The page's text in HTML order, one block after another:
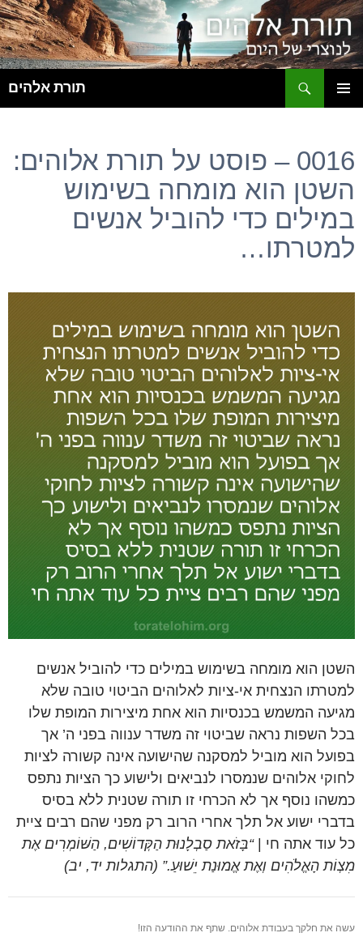
תורת אלהים
0016 – פוסט על תורת אלוהים:
השטן הוא מומחה בשימוש
במילים כדי להוביל אנשים
למטרתו…
השטן הוא מומחה בשימוש במילים כדי להוביל אנשים
למטרתו הנצחית אי-ציות לאלוהים הביטוי טובה שלא
מגיעה המשמש בכנסיות הוא אחת מיצירות המופת שלו
בכל השפות נראה שביטוי זה משדר ענווה בפני ה’ אך
בפועל הוא מוביל למסקנה שהישועה אינה קשורה לציות
לחוקי אלוהים שנמסרו לנביאים ולישוע כך הציות נתפס
כמשהו נוסף אך לא הכרחי זו תורה שטנית ללא בסיס
בדברי ישוע אל תלך אחרי הרוב רק מפני שהם רבים ציית
כל עוד אתה חי |“בָּזֹאת סַבְלָנוּת הַקְּדוֹשִׁים, הַשּׁוֹמְרִים אֶת
מִצְוֹת הָאֱלֹהִים וְאֶת אֱמוּנַת יֵשׁוּעַ.” (התגלות יד, יב)
עשה את חלקך בעבודת אלוהים. שתף את ההודעה הזו!